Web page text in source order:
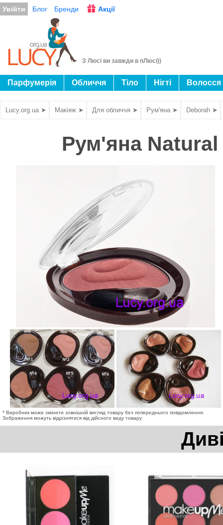
Увійти Блог Бренди Акції
З Люсі ви завжди в пЛюсі))
Парфумерія Обличчя Тіло Нігті Волосся
Lucy.org.ua ➤ Макіяж ➤ Для обличчя ➤ Рум'яна ➤ Deborah ➤
Рум'яна
* Виробник може змінити зовнішній вигляд товару без попереднього повідомлення.
Зображення можуть відрізнятися від дійсного виду товару